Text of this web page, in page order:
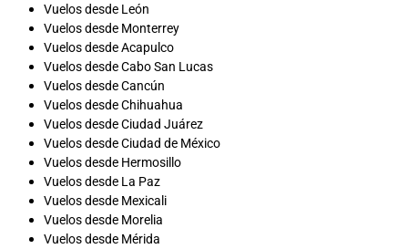
Vuelos desde León
Vuelos desde Monterrey
Vuelos desde Acapulco
Vuelos desde Cabo San Lucas
Vuelos desde Cancún
Vuelos desde Chihuahua
Vuelos desde Ciudad Juárez
Vuelos desde Ciudad de México
Vuelos desde Hermosillo
Vuelos desde La Paz
Vuelos desde Mexicali
Vuelos desde Morelia
Vuelos desde Mérida